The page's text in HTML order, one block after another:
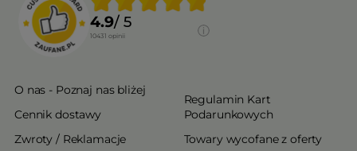
4.9/ 5
10431 opinii
O nas - Poznaj nas bliżej
Cennik dostawy
Zwroty / Reklamacje
Regulamin Kart
Podarunkowych
Towary wycofane z oferty